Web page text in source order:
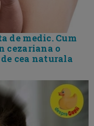
de medic. Cum
cezariana o
cea naturala